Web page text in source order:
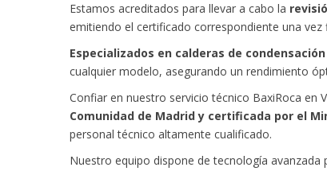
Estamos acreditados para llevar a cabo la
emitiendo el certificado correspondiente una vez
Especializados en calderas de condensación
cualquier modelo, asegurando un rendimiento
Confiar en nuestro servicio técnico BaxiRoca en
Comunidad de Madrid y certificada por el
personal técnico altamente cualificado.
Nuestro equipo dispone de tecnología avanzada